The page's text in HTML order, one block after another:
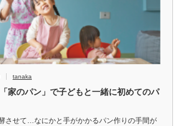
tanaka
家のパン」で子どもと一緒に初めてのパ
させて…なにかと手がかかるパン作りの手間が